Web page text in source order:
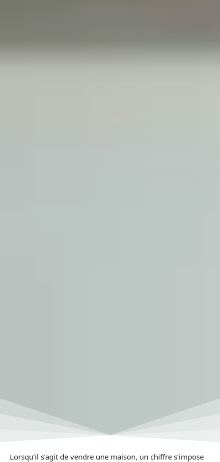
Lorsqu’il s’agit de vendre une maison, un chiffre s’impose